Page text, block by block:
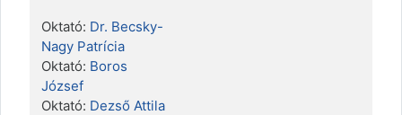
Oktató: Dr. Becsky-
Nagy Patrícia
Oktató: Boros
József
Oktató: Dezső Attila